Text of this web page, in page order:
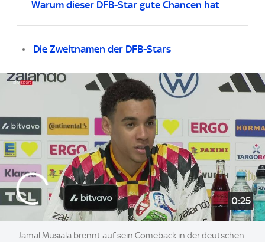
Warum dieser DFB-Star gute Chancen hat
Die Zweitnamen der DFB-Stars
0:25
Jamal Musiala brennt auf sein Comeback in der deutschen